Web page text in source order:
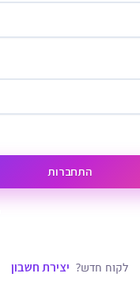
התחברות
לקוח חדש? יצירת חשבון